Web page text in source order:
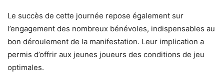
Le succès de cette journée repose également sur
l’engagement des nombreux bénévoles, indispensables au
bon déroulement de la manifestation. Leur implication a
permis d’offrir aux jeunes joueurs des conditions de jeu
optimales.